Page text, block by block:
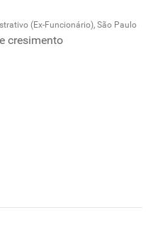
(Ex-Funcionário), São Paulo
cresimento